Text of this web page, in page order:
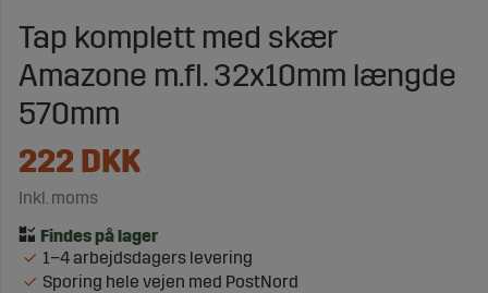
Tap komplett med skær
Amazone m.fl. 32x10mm længde
570mm
222 DKK
Inkl. moms
1–4 arbejdsdagers levering
Sporing hele vejen med PostNord